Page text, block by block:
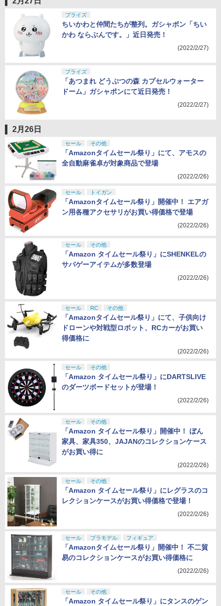
プライズ
ちいかわと仲間たちが整列。ガシャポン「ちい
かわ ならぶんです。」近日発売！
(2022/2/27)
プライズ
「あつまれ どうぶつの森 カプセルウォーター
ドーム」ガシャポンにて近日発売！
(2022/2/27)
2月26日
セール その他
「Amazonタイムセール祭り」にて、アモスの
全自動麻雀卓が対象商品で登場
(2022/2/26)
セール トイガン
「Amazonタイムセール祭り」開催中！ エアガ
ン用各種アクセサリがお買い得価格で登場
(2022/2/26)
セール その他
「Amazon タイムセール祭り」にSHENKELの
サバゲーアイテムが多数登場
(2022/2/26)
セール RC その他
「Amazonタイムセール祭り」にて、子供向け
ドローンや対戦型ロボット、RCカーがお買い
得価格に
(2022/2/26)
セール その他
「Amazon タイムセール祭り」にDARTSLIVE
のダーツボードセットが登場！
(2022/2/26)
セール その他
「Amazon タイムセール祭り」開催中！ ぼん
家具、家具350、JAJANのコレクションケース
がお買い得に
(2022/2/26)
セール その他
「Amazon タイムセール祭り」にレグラスのコ
レクションケースがお買い得価格で登場！
(2022/2/26)
セール プラモデル フィギュア
「Amazonタイムセール祭り」開催中！ 不二貿
易のコレクションケースがお買い得価格に
(2022/2/26)
セール その他
「Amazon タイムセール祭り」にタンスのゲン